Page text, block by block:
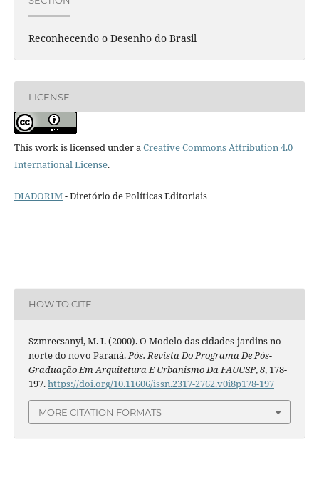
Reconhecendo o Desenho do Brasil
LICENSE
This work is licensed under aCreative Commons Attribution 4.0
International License.
DIADORIM- Diretório de Políticas Editoriais
HOW TO CITE
Szmrecsanyi, M. I. (2000). O Modelo das cidades-jardins no
norte do novo Paraná. Pós. Revista Do Programa De Pós-
Graduação Em Arquitetura E Urbanismo Da FAUUSP,8, 178-
197.https://doi.org/10.11606/issn.2317-2762.v0i8p178-197
MORE CITATION FORMATS